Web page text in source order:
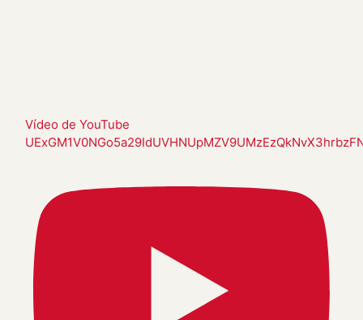
Vídeo de YouTube